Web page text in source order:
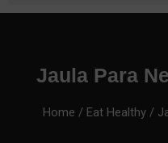
Jaula Para
Home / Eat Healthy /